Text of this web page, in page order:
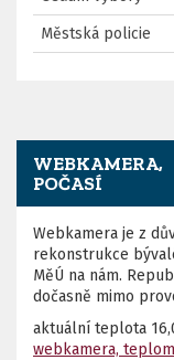
Městská policie
WEBKAMERA,
POČASÍ
Webkamera je z
rekonstrukce
MěÚ na nám.
dočasně mimo
aktuální teplota
webkamera,